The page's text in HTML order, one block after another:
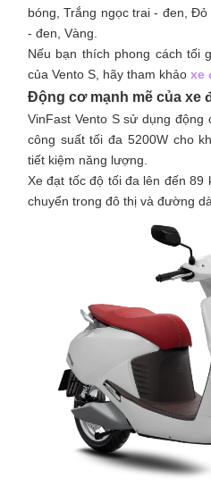
bóng, Trắng ngọc trai - đen,
- đen, Vàng.
Nếu bạn thích phong cách tối
của Vento S, hãy tham khảo xe
Động cơ mạnh mẽ của xe
VinFast Vento S sử dụng
công suất tối đa 5200W cho
tiết kiệm năng lượng.
Xe đạt tốc độ tối đa lên đến 89
chuyển trong đô thị và đường